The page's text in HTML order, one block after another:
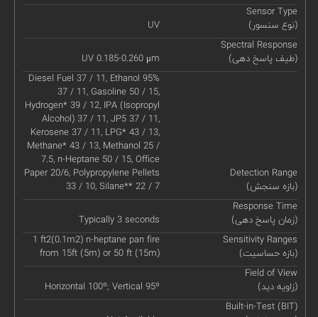
Sensor Type
(نوع سنسور)
UV
Spectral Response
(طیف پاسخ دهی)
UV 0.185-0.260 μm
Detection Range
(بازه سنجش)
Diesel Fuel 37 / 11, Ethanol 95%
37 / 11, Gasoline 50 / 15,
Hydrogen* 39 / 12, IPA (Isopropyl
Alcohol) 37 / 11, JP5 37 / 11,
Kerosene 37 / 11, LPG* 43 / 13,
Methane* 43 / 13, Methanol 25 /
7.5, n-Heptane 50 / 15, Office
Paper 20/6, Polypropylene Pellets
33 / 10, Silane** 22 / 7
Response Time
(زمان پاسخ دهی)
Typically 3 seconds
Sensitivity Ranges
(بازه حساسیت)
1 ft2(0.1m2) n-heptane pan fire
from 15ft (5m) or 50 ft (15m)
Field of View
(زاویه دید)
Horizontal 100º; Vertical 95º
Built-in-Test (BIT)